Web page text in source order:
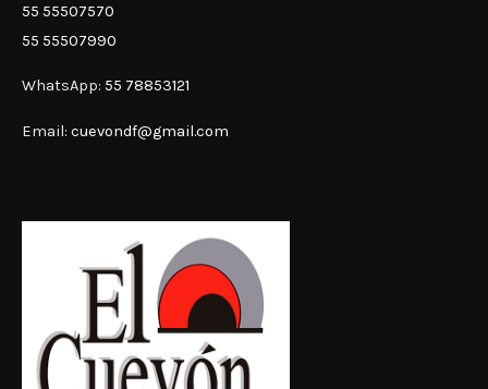
55 55507570
55 55507990
WhatsApp: 55 78853121
Email: cuevondf@gmail.com